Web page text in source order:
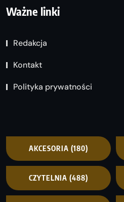
Ważne linki
Redakcja
Kontakt
Polityka prywatności
AKCESORIA (180)
CZYTELNIA (488)